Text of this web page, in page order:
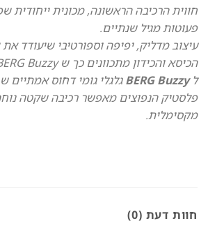
חווית הרכיבה הראשונה, מכונית ייחודית
פעוטות מגיל שנתיים.
עיצוב מדליק, יפיפה וספורטיבי שיעודד את
הכיסא והכידון מתכוונים כך שBuzzy
לBERG Buzzy גלגלי גומי דחוס אמתיים
פלסטיק הנפוצים מאפשר רכיבה שקטה
מקסימלית.
חוות דעת (0)